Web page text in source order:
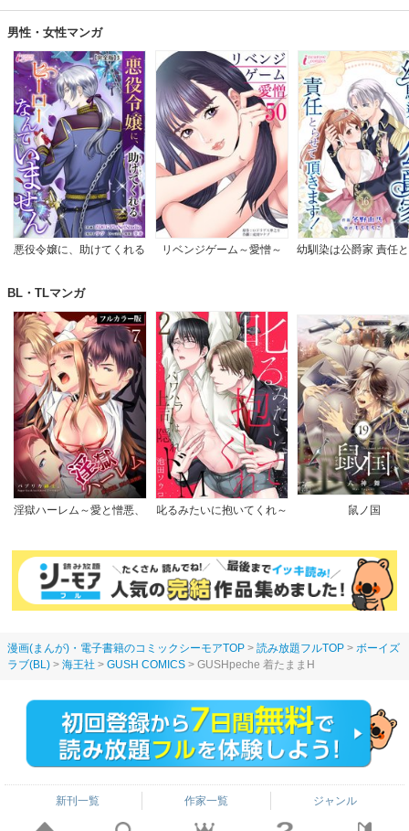
男性・女性マンガ
悪役令嬢に、助けてくれる
リベンジゲーム～愛憎～
幼馴染は公爵家 責任
BL・TLマンガ
淫獄ハーレム～愛と憎悪、
叱るみたいに抱いてくれ～
鼠ノ国
漫画(まんが)・電子書籍のコミックシーモアTOP 読み放題フルTOP
ボーイズ
ラブ(BL)
海王社 GUSH COMICS GUSHpeche 着たままH
新刊一覧 作家一覧 ジャンル